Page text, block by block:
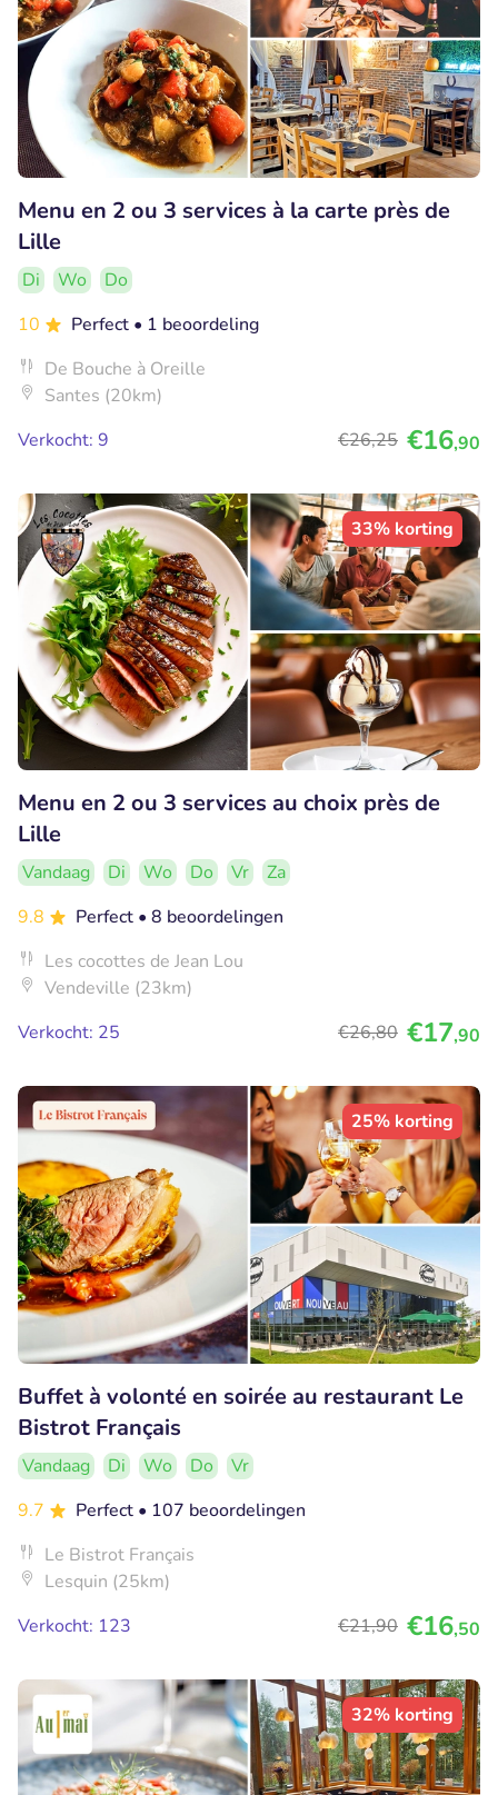
Menu en 2 ou 3 services à la carte près de
Lille
Di Wo
Do
10
Perfect • 1 beoordeling
De Bouche à Oreille
Santes (20km)
Verkocht: 9
€26,25 €16,90
33% korting
Menu en 2 ou 3 services au choix près de
Lille
Vandaag Di Wo Do Vr
Za
9.8
Perfect • 8 beoordelingen
Les cocottes de Jean Lou
Vendeville (23km)
Verkocht: 25
€26,80 €17,90
25% korting
Buffet à volonté en soirée au restaurant Le
Bistrot Français
Vandaag Di Wo Do
Vr
9.7
Perfect • 107 beoordelingen
Le Bistrot Français
Lesquin (25km)
Verkocht: 123
€21,90 €16,50
32% korting